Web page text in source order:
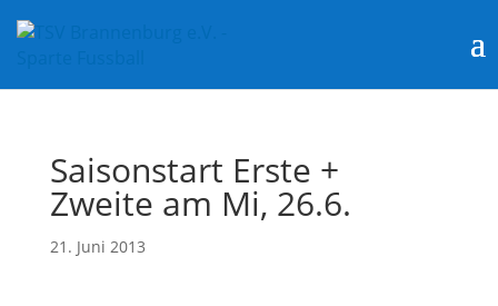
Saisonstart Erste +
Zweite am Mi, 26.6.
21. Juni 2013